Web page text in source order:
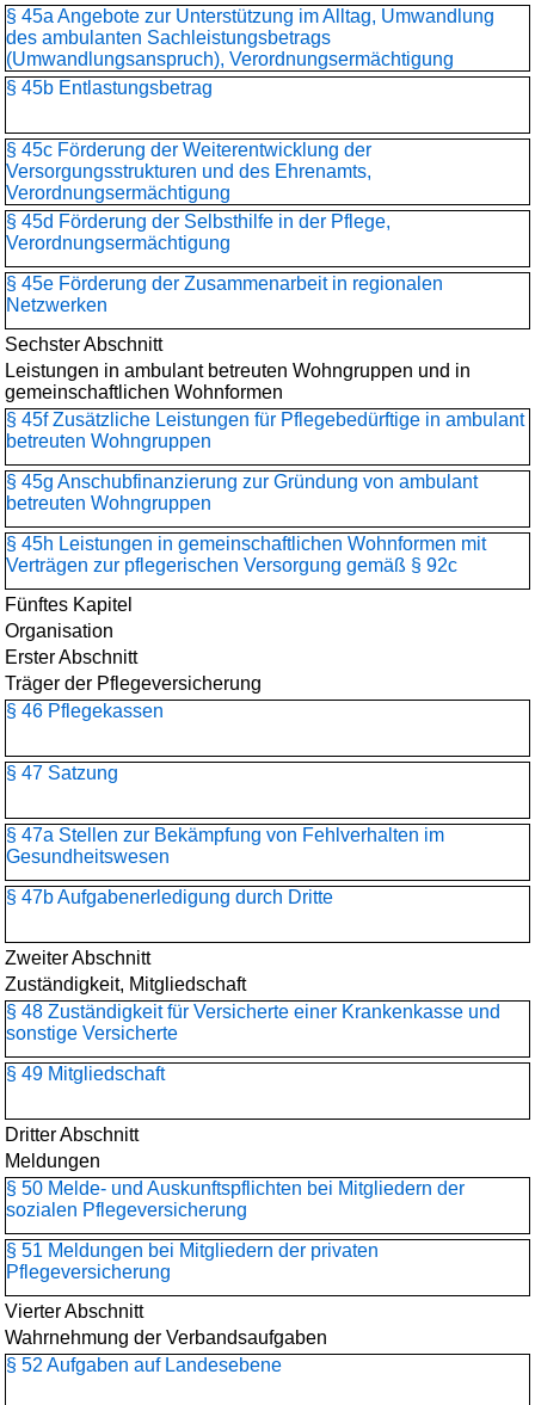
§ 45a Angebote zur Unterstützung im Alltag, Umwandlung
des ambulanten Sachleistungsbetrags
(Umwandlungsanspruch), Verordnungsermächtigung
§ 45b Entlastungsbetrag
§ 45c Förderung der Weiterentwicklung der
Versorgungsstrukturen und des Ehrenamts,
Verordnungsermächtigung
§ 45d Förderung der Selbsthilfe in der Pflege,
Verordnungsermächtigung
§ 45e Förderung der Zusammenarbeit in regionalen
Netzwerken
Sechster Abschnitt
Leistungen in ambulant betreuten Wohngruppen und in
gemeinschaftlichen Wohnformen
§ 45f Zusätzliche Leistungen für Pflegebedürftige in ambulant
betreuten Wohngruppen
§ 45g Anschubfinanzierung zur Gründung von ambulant
betreuten Wohngruppen
§ 45h Leistungen in gemeinschaftlichen Wohnformen mit
Verträgen zur pflegerischen Versorgung gemäß § 92c
Fünftes Kapitel
Organisation
Erster Abschnitt
Träger der Pflegeversicherung
§ 46 Pflegekassen
§ 47 Satzung
§ 47a Stellen zur Bekämpfung von Fehlverhalten im
Gesundheitswesen
§ 47b Aufgabenerledigung durch Dritte
Zweiter Abschnitt
Zuständigkeit, Mitgliedschaft
§ 48 Zuständigkeit für Versicherte einer Krankenkasse und
sonstige Versicherte
§ 49 Mitgliedschaft
Dritter Abschnitt
Meldungen
§ 50 Melde- und Auskunftspflichten bei Mitgliedern der
sozialen Pflegeversicherung
§ 51 Meldungen bei Mitgliedern der privaten
Pflegeversicherung
Vierter Abschnitt
Wahrnehmung der Verbandsaufgaben
§ 52 Aufgaben auf Landesebene